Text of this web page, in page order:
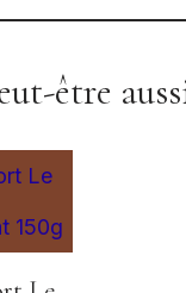
être